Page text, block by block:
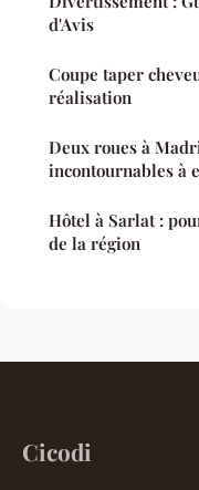
d'Avis
Coupe taper
réalisation
Deux roues à
incontournables à
Hôtel à Sarlat :
de la région
Cicodi